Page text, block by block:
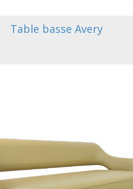
Table basse Avery